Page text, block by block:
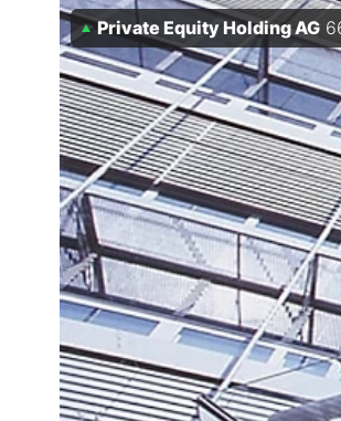
Mein B:O
Mein Konto
Folgen Sie uns
Kontakt
Private Equity Holding AG